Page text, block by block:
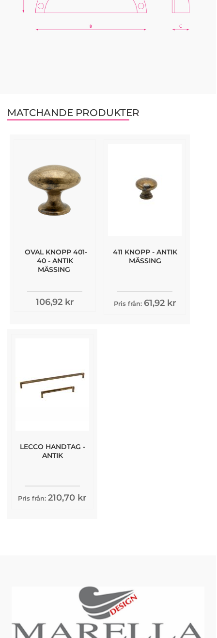
MATCHANDE PRODUKTER
OVAL KNOPP 401-
40 - ANTIK
MÄSSING
106,92 kr
411 KNOPP - ANTIK
MÄSSING
Pris från: 61,92 kr
LECCO HANDTAG -
ANTIK
Pris från: 210,70 kr